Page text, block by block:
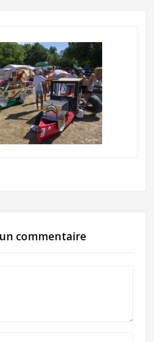
commentaire